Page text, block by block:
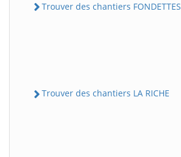
Trouver des chantiers FONDETTES
Trouver des chantiers LA RICHE